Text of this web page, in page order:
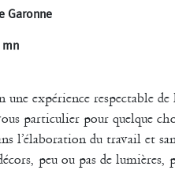
Garonne
mn
expérience respectable
particulier pour quelque
l’élaboration du travail et
peu ou pas de